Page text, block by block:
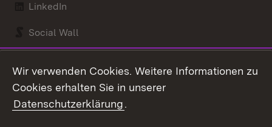
LinkedIn
Social Wall
Kontakt
Wir verwenden Cookies. Weitere Informationen zu
Cookies erhalten Sie in unserer
Datenschutzerklärung.